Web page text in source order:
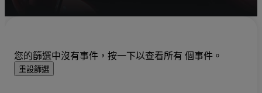
您的篩選中沒有事件，按一下以查看所有 個事件。
重設篩選